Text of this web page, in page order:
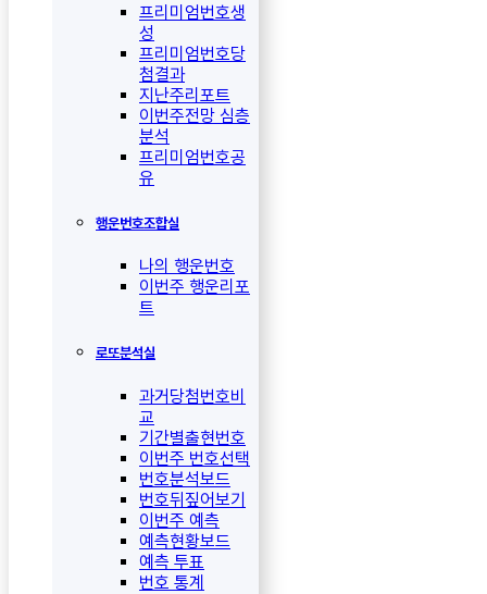
프리미엄번호생
성
프리미엄번호당
첨결과
지난주리포트
이번주전망 심층
분석
프리미엄번호공
유
행운번호조합실
나의 행운번호
이번주 행운리포
트
로또분석실
과거당첨번호비
교
기간별출현번호
이번주 번호선택
번호분석보드
번호뒤짚어보기
이번주 예측
예측현황보드
예측 투표
번호 통계